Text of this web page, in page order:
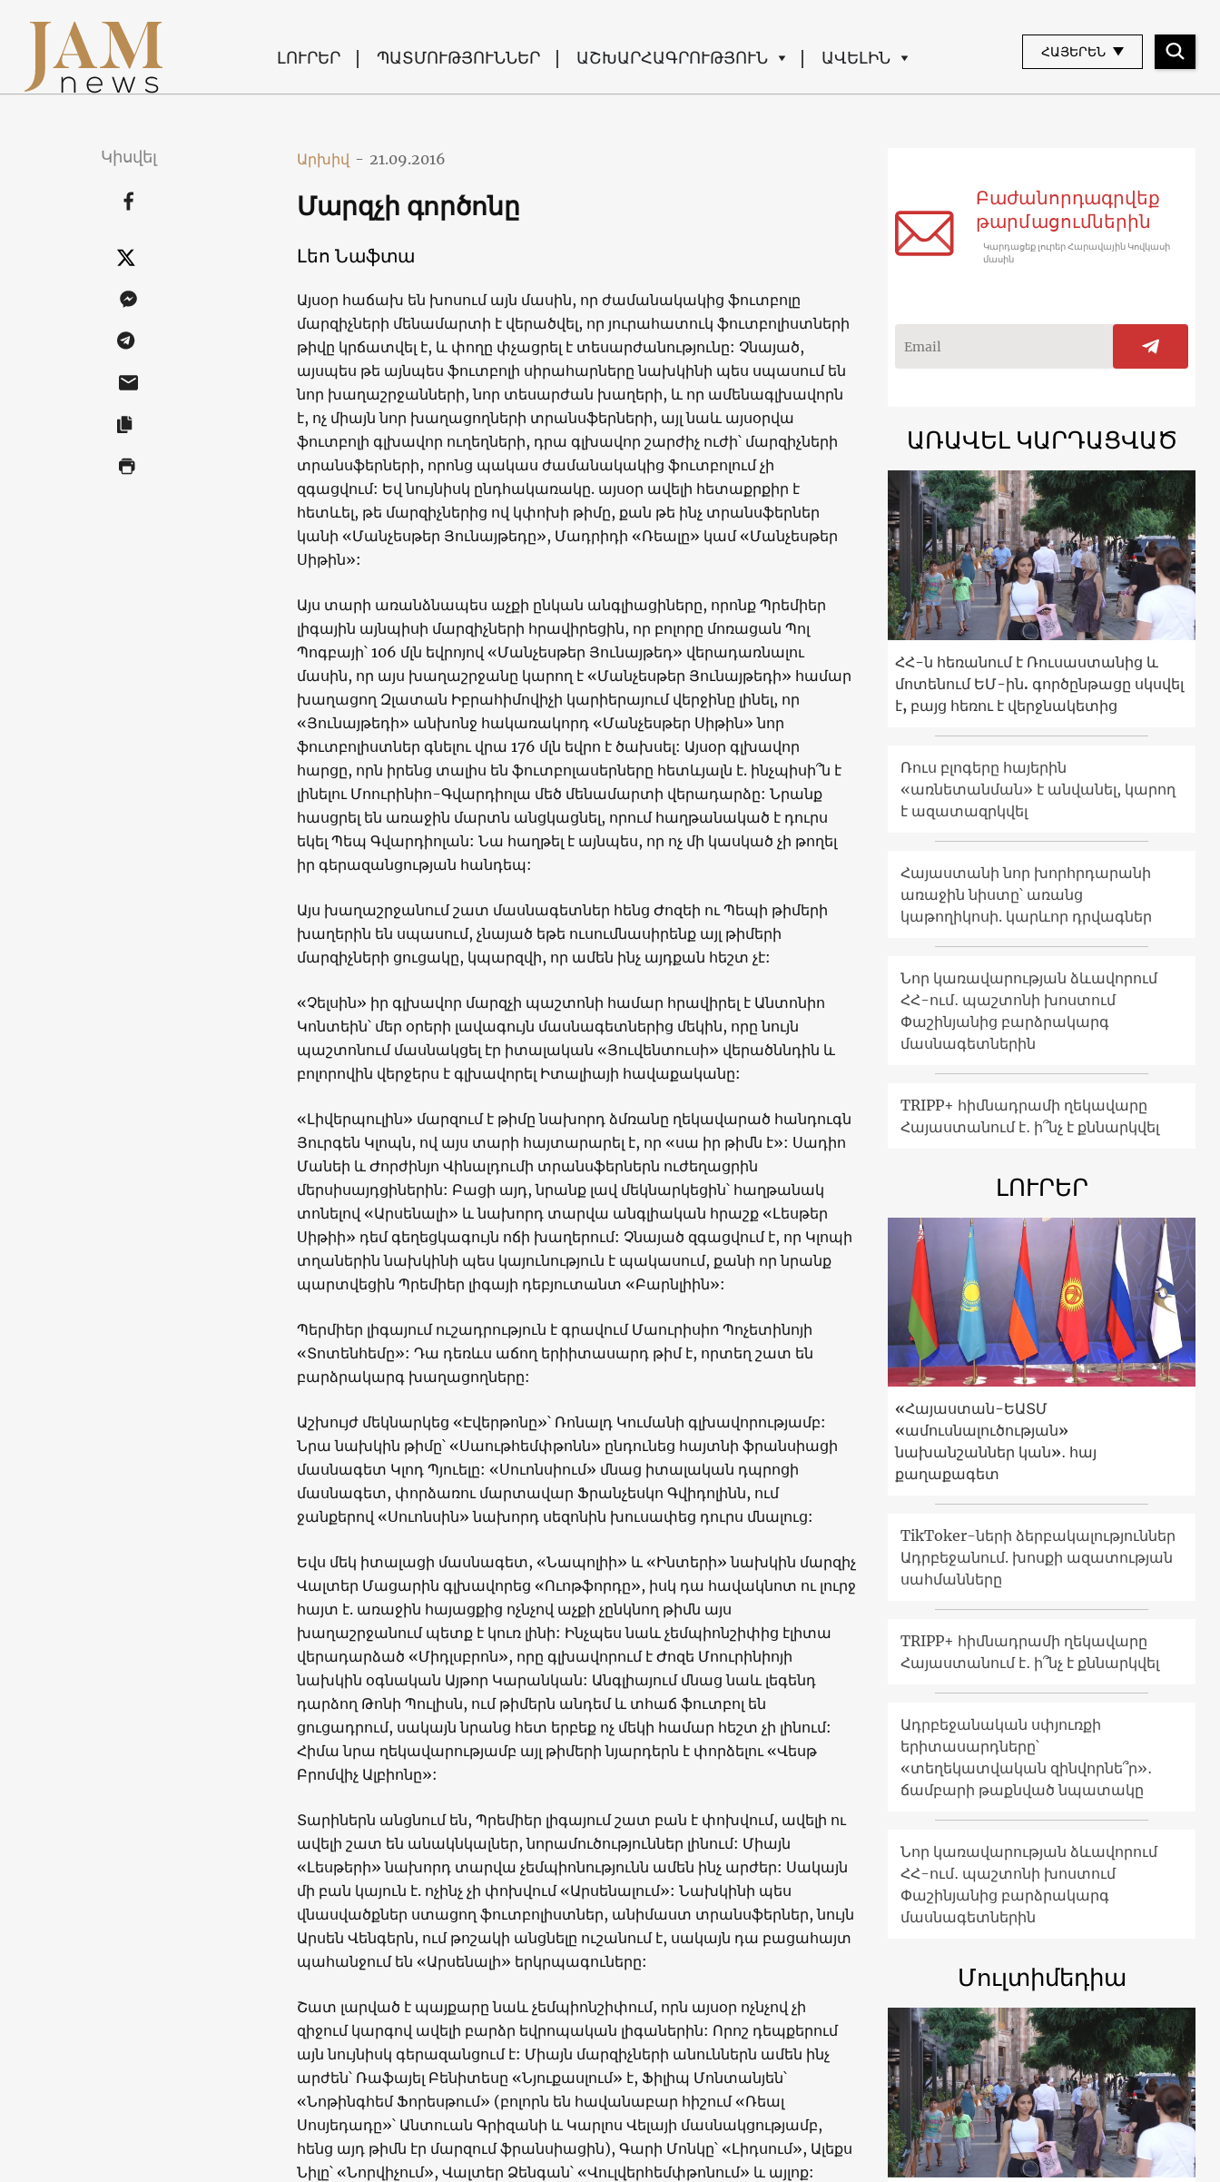
ԼՈՒՐԵՐ ՊԱՏՄՈՒԹՅՈՒՆՆԵՐ ԱՇԽԱՐՀԱԳՐՈՒԹՅՈՒՆ ԱՎԵԼԻՆ ՀԱՅԵՐԵՆ
Կիսվել Արխիվ - 21.09.2016
Մարզչի գործոնը
Լեո Նաֆտա
Այսօր հաճախ են խոսում այն մասին, որ ժամանակակից ֆուտբոլը
մարզիչների մենամարտի է վերածվել, որ յուրահատուկ ֆուտբոլիստների
թիվը կրճատվել է, և փողը փչացրել է տեսարժանությունը: Չնայած,
այսպես թե այնպես ֆուտբոլի սիրահարները նախկինի պես սպասում են
նոր խաղաշրջանների, նոր տեսարժան խաղերի, և որ ամենագլխավորն
է, ոչ միայն նոր խաղացողների տրանսֆերների, այլ նաև այսօրվա
ֆուտբոլի գլխավոր ուղեղների, դրա գլխավոր շարժիչ ուժի՝ մարզիչների
տրանսֆերների, որոնց պակաս ժամանակակից ֆուտբոլում չի
զգացվում: Եվ նույնիսկ ընդհակառակը. այսօր ավելի հետաքրքիր է
հետևել, թե մարզիչներից ով կփոխի թիմը, քան թե ինչ տրանսֆերներ
կանի «Մանչեսթեր Յունայթեդը», Մադրիդի «Ռեալը» կամ «Մանչեսթեր
Սիթին»:
Այս տարի առանձնապես աչքի ընկան անգլիացիները, որոնք Պրեմիեր
լիգային այնպիսի մարզիչների հրավիրեցին, որ բոլորը մոռացան Պոլ
Պոգբայի՝ 106 մլն եվրոյով «Մանչեսթեր Յունայթեդ» վերադառնալու
մասին, որ այս խաղաշրջանը կարող է «Մանչեսթեր Յունայթեդի» համար
խաղացող Զլատան Իբրահիմովիչի կարիերայում վերջինը լինել, որ
«Յունայթեդի» անխոնջ հակառակորդ «Մանչեսթեր Սիթին» նոր
ֆուտբոլիստներ գնելու վրա 176 մլն եվրո է ծախսել: Այսօր գլխավոր
հարցը, որն իրենց տալիս են ֆուտբոլասերները հետևյալն է. ինչպիսի՞ն է
լինելու Մոուրինիո-Գվարդիոլա մեծ մենամարտի վերադարձը: Նրանք
հասցրել են առաջին մարտն անցկացնել, որում հաղթանակած է դուրս
եկել Պեպ Գվարդիոլան: Նա հաղթել է այնպես, որ ոչ մի կասկած չի թողել
իր գերազանցության հանդեպ:
Այս խաղաշրջանում շատ մասնագետներ հենց Ժոզեի ու Պեպի թիմերի
խաղերին են սպասում, չնայած եթե ուսումնասիրենք այլ թիմերի
մարզիչների ցուցակը, կպարզվի, որ ամեն ինչ այդքան հեշտ չէ:
«Չելսին» իր գլխավոր մարզչի պաշտոնի համար հրավիրել է Անտոնիո
Կոնտեին՝ մեր օրերի լավագույն մասնագետներից մեկին, որը նույն
պաշտոնում մասնակցել էր իտալական «Յուվենտուսի» վերածննդին և
բոլորովին վերջերս է գլխավորել Իտալիայի հավաքականը:
«Լիվերպուլին» մարզում է թիմը նախորդ ձմռանը ղեկավարած հանդուգն
Յուրգեն Կլոպն, ով այս տարի հայտարարել է, որ «սա իր թիմն է»: Սադիո
Մանեի և Ժորժինյո Վինալդումի տրանսֆերներն ուժեղացրին
մերսիսայդցիներին: Բացի այդ, նրանք լավ մեկնարկեցին՝ հաղթանակ
տոնելով «Արսենալի» և նախորդ տարվա անգլիական հրաշք «Լեսթեր
Սիթիի» դեմ գեղեցկագույն ոճի խաղերում: Չնայած զգացվում է, որ Կլոպի
տղաներին նախկինի պես կայունություն է պակասում, քանի որ նրանք
պարտվեցին Պրեմիեր լիգայի դեբյուտանտ «Բարնլիին»:
Պերմիեր լիգայում ուշադրություն է գրավում Մաուրիսիո Պոչետինոյի
«Տոտենհեմը»: Դա դեռևս աճող երիիտասարդ թիմ է, որտեղ շատ են
բարձրակարգ խաղացողները:
Աշխույժ մեկնարկեց «Էվերթոնը»՝ Ռոնալդ Կումանի գլխավորությամբ:
Նրա նախկին թիմը՝ «Սաութհեմփթոնն» ընդունեց հայտնի ֆրանսիացի
մասնագետ Կլոդ Պյուելը: «Սուոնսիում» մնաց իտալական դպրոցի
մասնագետ, փորձառու մարտավար Ֆրանչեսկո Գվիդոլինն, ում
ջանքերով «Սուոնսին» նախորդ սեզոնին խուսափեց դուրս մնալուց:
Եվս մեկ իտալացի մասնագետ, «Նապոլիի» և «Ինտերի» նախկին մարզիչ
Վալտեր Մացարին գլխավորեց «Ուոթֆորդը», իսկ դա հավակնոտ ու լուրջ
հայտ է. առաջին հայացքից ոչնչով աչքի չընկնող թիմն այս
խաղաշրջանում պետք է կուռ լինի: Ինչպես նաև չեմպիոնշիփից էլիտա
վերադարձած «Միդլսբրոն», որը գլխավորում է Ժոզե Մոուրինիոյի
նախկին օգնական Այթոր Կարանկան: Անգլիայում մնաց նաև լեգենդ
դարձող Թոնի Պուլիսն, ում թիմերն անդեմ և տհաճ ֆուտբոլ են
ցուցադրում, սակայն նրանց հետ երբեք ոչ մեկի համար հեշտ չի լինում:
Հիմա նրա ղեկավարությամբ այլ թիմերի նյարդերն է փորձելու «Վեսթ
Բրոմվիչ Ալբիոնը»:
Տարիներն անցնում են, Պրեմիեր լիգայում շատ բան է փոխվում, ավելի ու
ավելի շատ են անակնկալներ, նորամուծություններ լինում: Միայն
«Լեսթերի» նախորդ տարվա չեմպիոնությունն ամեն ինչ արժեր: Սակայն
մի բան կայուն է. ոչինչ չի փոխվում «Արսենալում»: Նախկինի պես
վնասվածքներ ստացող ֆուտբոլիստներ, անիմաստ տրանսֆերներ, նույն
Արսեն Վենգերն, ում թոշակի անցնելը ուշանում է, սակայն դա բացահայտ
պահանջում են «Արսենալի» երկրպագուները:
Շատ լարված է պայքարը նաև չեմպիոնշիփում, որն այսօր ոչնչով չի
զիջում կարգով ավելի բարձր եվրոպական լիգաներին: Որոշ դեպքերում
այն նույնիսկ գերազանցում է: Միայն մարզիչների անուններն ամեն ինչ
արժեն՝ Ռաֆայել Բենիտեսը «Նյուքասլում» է, Ֆիլիպ Մոնտանյեն՝
«Նոթինգհեմ Ֆորեսթում» (բոլորն են հավանաբար հիշում «Ռեալ
Սոսյեդադը»՝ Անտուան Գրիզանի և Կարլոս Վելայի մասնակցությամբ,
հենց այդ թիմն էր մարզում ֆրանսիացին), Գարի Մոնկը՝ «Լիդսում», Ալեքս
Նիլը՝ «Նորվիչում», Վալտեր Ձենգան՝ «Վուլվերհեմփթոնում» և այլոք:
Բաժանորդագրվեք
թարմացումներին
Կարդացեք լուրեր Հարավային Կովկասի
մասին
ԱՌԱՎԵԼ ԿԱՐԴԱՑՎԱԾ
ՀՀ-ն հեռանում է Ռուսաստանից և
մոտենում ԵՄ-ին. գործընթացը սկսվել
է, բայց հեռու է վերջնակետից
Ռուս բլոգերը հայերին
«առնետանման» է անվանել, կարող
է ազատազրկվել
Հայաստանի նոր խորհրդարանի
առաջին նիստը՝ առանց
կաթողիկոսի. կարևոր դրվագներ
Նոր կառավարության ձևավորում
ՀՀ-ում․ պաշտոնի խոստում
Փաշինյանից բարձրակարգ
մասնագետներին
TRIPP+ հիմնադրամի ղեկավարը
Հայաստանում է․ ի՞նչ է քննարկվել
ԼՈՒՐԵՐ
«Հայաստան-ԵԱՏՄ
«ամուսնալուծության»
նախանշաններ կան»․ հայ
քաղաքագետ
TikToker-ների ձերբակալություններ
Ադրբեջանում. խոսքի ազատության
սահմանները
TRIPP+ հիմնադրամի ղեկավարը
Հայաստանում է․ ի՞նչ է քննարկվել
Ադրբեջանական սփյուռքի
երիտասարդները՝
«տեղեկատվական զինվորնե՞ր»․
ճամբարի թաքնված նպատակը
Նոր կառավարության ձևավորում
ՀՀ-ում․ պաշտոնի խոստում
Փաշինյանից բարձրակարգ
մասնագետներին
Մուլտիմեդիա